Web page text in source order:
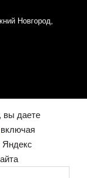
Новгород,
файлов
вы даете
Яндекс